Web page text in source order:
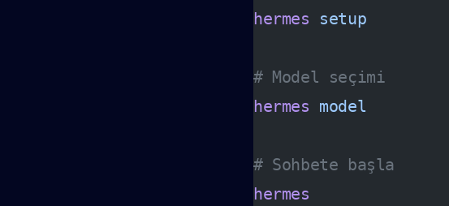
hermes setup
# Model seçimi
hermes model
# Sohbete başla
hermes